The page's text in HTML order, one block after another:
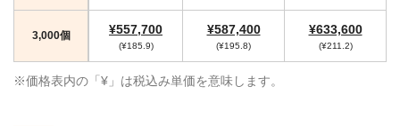
3,000個 ¥557,700
(¥185.9)
¥587,400
(¥195.8)
¥633,600
(¥211.2)
※価格表内の「¥」は税込み単価を意味します。